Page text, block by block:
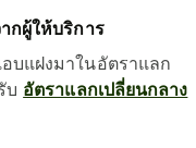
กผู้ให้บริการ
บแฝงมาในอัตราแลก
บ อัตราแลกเปลี่ยนกลาง